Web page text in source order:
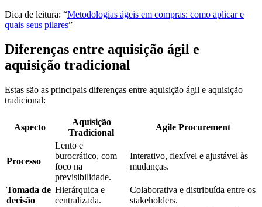
Dica de leitura: “Metodologias ágeis em compras: como aplicar e
quais seus pilares”
Diferenças entre aquisição ágil e
aquisição tradicional
Estas são as principais diferenças entre aquisição ágil e aquisição
tradicional:
Aspecto
Aquisição
Tradicional
Agile Procurement
Processo
Lento e
burocrático, com
foco na
previsibilidade.
Interativo, flexível e ajustável às
mudanças.
Tomada de
decisão
Hierárquica e
centralizada.
Colaborativa e distribuída entre os
stakeholders.